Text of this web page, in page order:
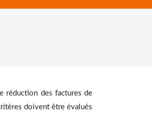
réduction des factures de
doivent être évalués